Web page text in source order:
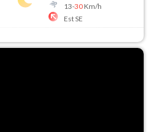
13-30Km/h
Est SE